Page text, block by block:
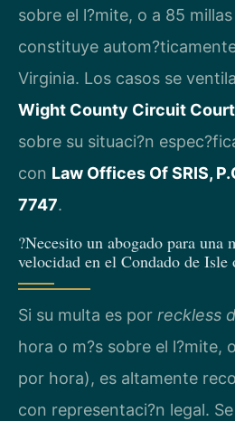
sobre el l?mite, o a 85
constituye
Virginia. Los casos se
Wight County Circuit Court
sobre su situaci?n
con Law Offices Of SRIS,
7747.
?Necesito un abogado para una
velocidad en el Condado de
Si su multa es por reckless
hora o m?s sobre el l?mite,
por hora), es altamente
con representaci?n legal.